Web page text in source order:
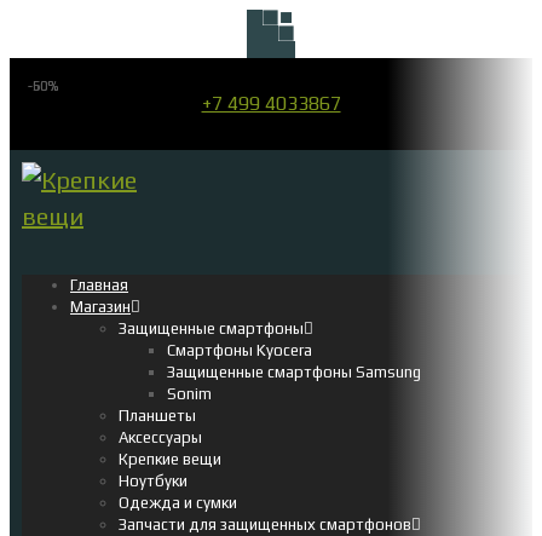
+7 499 4033867
Главная
Магазин
Защищенные смартфоны
Смартфоны Kyocera
Защищенные смартфоны Samsung
Sonim
Планшеты
Аксессуары
Крепкие вещи
Ноутбуки
Одежда и сумки
Запчасти для защищенных смартфонов
-60%
-50%